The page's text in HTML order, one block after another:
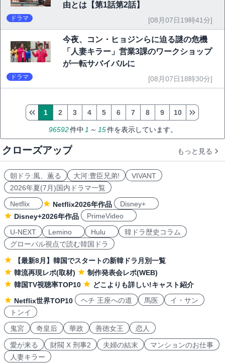
由とは【第1話第2話】
ドラマ [08月07日19時41分]
今夜、コン・ヒョジンらに迫る謎の危機
「人妻キラー」営業3課のワークショップ
が一転サバイバルに
ドラマ [08月07日18時30分]
96592件中 1 ～ 15件を表示しています。
1 2 3 4 5 6 7 8 9 10
クローズアップ もっと見る
朝ドラ:風、薫る 大河:豊臣兄弟!
VIVANT
2026年夏(7月)国内ドラマ一覧
Netflix
Netflix2026年作品
Disney+
Disney+2026年作品
PrimeVideo
U-NEXT
Lemino Hulu
韓ドラ歴史コラム
グローバル視点で読む韓国ドラ
【最新8月】韓国でスタートの新韓ドラ月別一覧
韓流再現レポ(取材)
制作発表会レポ(WEB)
韓国TV視聴率TOP10
どこよりも詳しい!キャスト紹介
Netflix世界TOP10
ヘチ 王座への道 馬医
イ・サン
トンイ
鬼宮
奇皇后 華政 善徳女王 恋人
愛が来る 財閥 X 刑事2 夫婦の結末
マンションのお仕事
人妻キラー